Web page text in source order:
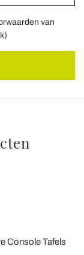
van
)
Console Tafels